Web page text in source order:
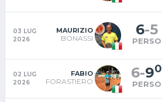
03 LUG
2026
MAURIZIO
BONASSI
6-5
PERSO
02 LUG
2026
FABIO
FORASTIERO
6-90
PERSO